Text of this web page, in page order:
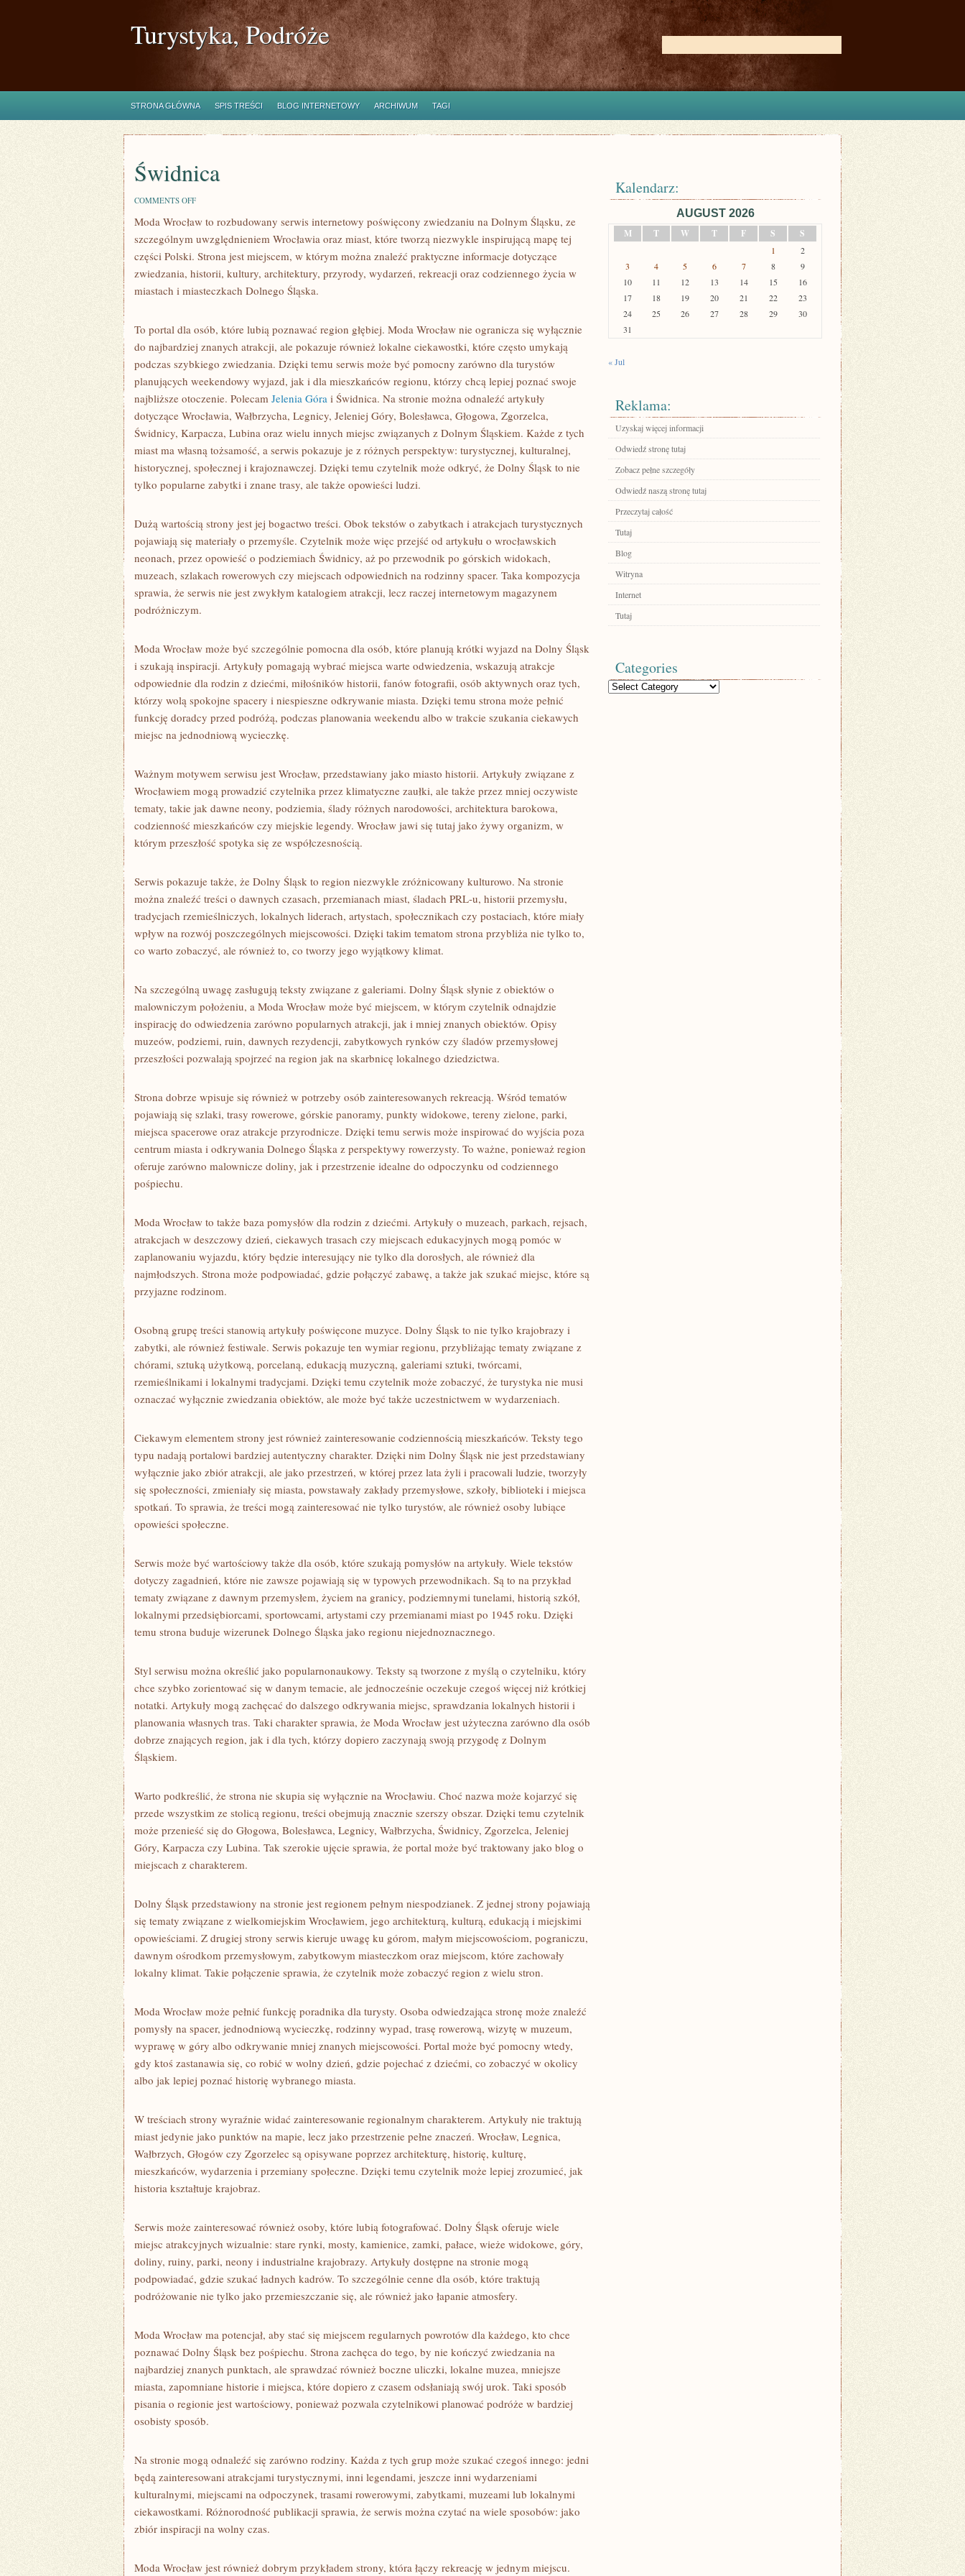
Turystyka, Podróże
STRONA GŁÓWNA SPIS TREŚCI BLOG INTERNETOWY ARCHIWUM TAGI
Świdnica
COMMENTS OFFON
Moda Wrocław to rozbudowany serwis internetowy poświęcony zwiedzaniu na Dolnym Śląsku, ze
szczególnym uwzględnieniem Wrocławia oraz miast, które tworzą niezwykle inspirującą mapę tej
części Polski. Strona jest miejscem, w którym można znaleźć praktyczne informacje dotyczące
zwiedzania, historii, kultury, architektury, przyrody, wydarzeń, rekreacji oraz codziennego życia w
miastach i miasteczkach Dolnego Śląska.
To portal dla osób, które lubią poznawać region głębiej. Moda Wrocław nie ogranicza się wyłącznie
do najbardziej znanych atrakcji, ale pokazuje również lokalne ciekawostki, które często umykają
podczas szybkiego zwiedzania. Dzięki temu serwis może być pomocny zarówno dla turystów
planujących weekendowy wyjazd, jak i dla mieszkańców regionu, którzy chcą lepiej poznać swoje
najbliższe otoczenie. Polecam Jelenia Góra i Świdnica. Na stronie można odnaleźć artykuły
dotyczące Wrocławia, Wałbrzycha, Legnicy, Jeleniej Góry, Bolesławca, Głogowa, Zgorzelca,
Świdnicy, Karpacza, Lubina oraz wielu innych miejsc związanych z Dolnym Śląskiem. Każde z tych
miast ma własną tożsamość, a serwis pokazuje je z różnych perspektyw: turystycznej, kulturalnej,
historycznej, społecznej i krajoznawczej. Dzięki temu czytelnik może odkryć, że Dolny Śląsk to nie
tylko popularne zabytki i znane trasy, ale także opowieści ludzi.
Dużą wartością strony jest jej bogactwo treści. Obok tekstów o zabytkach i atrakcjach turystycznych
pojawiają się materiały o przemyśle. Czytelnik może więc przejść od artykułu o wrocławskich
neonach, przez opowieść o podziemiach Świdnicy, aż po przewodnik po górskich widokach,
muzeach, szlakach rowerowych czy miejscach odpowiednich na rodzinny spacer. Taka kompozycja
sprawia, że serwis nie jest zwykłym katalogiem atrakcji, lecz raczej internetowym magazynem
podróżniczym.
Moda Wrocław może być szczególnie pomocna dla osób, które planują krótki wyjazd na Dolny Śląsk
i szukają inspiracji. Artykuły pomagają wybrać miejsca warte odwiedzenia, wskazują atrakcje
odpowiednie dla rodzin z dziećmi, miłośników historii, fanów fotografii, osób aktywnych oraz tych,
którzy wolą spokojne spacery i niespieszne odkrywanie miasta. Dzięki temu strona może pełnić
funkcję doradcy przed podróżą, podczas planowania weekendu albo w trakcie szukania ciekawych
miejsc na jednodniową wycieczkę.
Ważnym motywem serwisu jest Wrocław, przedstawiany jako miasto historii. Artykuły związane z
Wrocławiem mogą prowadzić czytelnika przez klimatyczne zaułki, ale także przez mniej oczywiste
tematy, takie jak dawne neony, podziemia, ślady różnych narodowości, architektura barokowa,
codzienność mieszkańców czy miejskie legendy. Wrocław jawi się tutaj jako żywy organizm, w
którym przeszłość spotyka się ze współczesnością.
Serwis pokazuje także, że Dolny Śląsk to region niezwykle zróżnicowany kulturowo. Na stronie
można znaleźć treści o dawnych czasach, przemianach miast, śladach PRL-u, historii przemysłu,
tradycjach rzemieślniczych, lokalnych liderach, artystach, społecznikach czy postaciach, które miały
wpływ na rozwój poszczególnych miejscowości. Dzięki takim tematom strona przybliża nie tylko to,
co warto zobaczyć, ale również to, co tworzy jego wyjątkowy klimat.
Na szczególną uwagę zasługują teksty związane z galeriami. Dolny Śląsk słynie z obiektów o
malowniczym położeniu, a Moda Wrocław może być miejscem, w którym czytelnik odnajdzie
inspirację do odwiedzenia zarówno popularnych atrakcji, jak i mniej znanych obiektów. Opisy
muzeów, podziemi, ruin, dawnych rezydencji, zabytkowych rynków czy śladów przemysłowej
przeszłości pozwalają spojrzeć na region jak na skarbnicę lokalnego dziedzictwa.
Strona dobrze wpisuje się również w potrzeby osób zainteresowanych rekreacją. Wśród tematów
pojawiają się szlaki, trasy rowerowe, górskie panoramy, punkty widokowe, tereny zielone, parki,
miejsca spacerowe oraz atrakcje przyrodnicze. Dzięki temu serwis może inspirować do wyjścia poza
centrum miasta i odkrywania Dolnego Śląska z perspektywy rowerzysty. To ważne, ponieważ region
oferuje zarówno malownicze doliny, jak i przestrzenie idealne do odpoczynku od codziennego
pośpiechu.
Moda Wrocław to także baza pomysłów dla rodzin z dziećmi. Artykuły o muzeach, parkach, rejsach,
atrakcjach w deszczowy dzień, ciekawych trasach czy miejscach edukacyjnych mogą pomóc w
zaplanowaniu wyjazdu, który będzie interesujący nie tylko dla dorosłych, ale również dla
najmłodszych. Strona może podpowiadać, gdzie połączyć zabawę, a także jak szukać miejsc, które są
przyjazne rodzinom.
Osobną grupę treści stanowią artykuły poświęcone muzyce. Dolny Śląsk to nie tylko krajobrazy i
zabytki, ale również festiwale. Serwis pokazuje ten wymiar regionu, przybliżając tematy związane z
chórami, sztuką użytkową, porcelaną, edukacją muzyczną, galeriami sztuki, twórcami,
rzemieślnikami i lokalnymi tradycjami. Dzięki temu czytelnik może zobaczyć, że turystyka nie musi
oznaczać wyłącznie zwiedzania obiektów, ale może być także uczestnictwem w wydarzeniach.
Ciekawym elementem strony jest również zainteresowanie codziennością mieszkańców. Teksty tego
typu nadają portalowi bardziej autentyczny charakter. Dzięki nim Dolny Śląsk nie jest przedstawiany
wyłącznie jako zbiór atrakcji, ale jako przestrzeń, w której przez lata żyli i pracowali ludzie, tworzyły
się społeczności, zmieniały się miasta, powstawały zakłady przemysłowe, szkoły, biblioteki i miejsca
spotkań. To sprawia, że treści mogą zainteresować nie tylko turystów, ale również osoby lubiące
opowieści społeczne.
Serwis może być wartościowy także dla osób, które szukają pomysłów na artykuły. Wiele tekstów
dotyczy zagadnień, które nie zawsze pojawiają się w typowych przewodnikach. Są to na przykład
tematy związane z dawnym przemysłem, życiem na granicy, podziemnymi tunelami, historią szkół,
lokalnymi przedsiębiorcami, sportowcami, artystami czy przemianami miast po 1945 roku. Dzięki
temu strona buduje wizerunek Dolnego Śląska jako regionu niejednoznacznego.
Styl serwisu można określić jako popularnonaukowy. Teksty są tworzone z myślą o czytelniku, który
chce szybko zorientować się w danym temacie, ale jednocześnie oczekuje czegoś więcej niż krótkiej
notatki. Artykuły mogą zachęcać do dalszego odkrywania miejsc, sprawdzania lokalnych historii i
planowania własnych tras. Taki charakter sprawia, że Moda Wrocław jest użyteczna zarówno dla osób
dobrze znających region, jak i dla tych, którzy dopiero zaczynają swoją przygodę z Dolnym
Śląskiem.
Warto podkreślić, że strona nie skupia się wyłącznie na Wrocławiu. Choć nazwa może kojarzyć się
przede wszystkim ze stolicą regionu, treści obejmują znacznie szerszy obszar. Dzięki temu czytelnik
może przenieść się do Głogowa, Bolesławca, Legnicy, Wałbrzycha, Świdnicy, Zgorzelca, Jeleniej
Góry, Karpacza czy Lubina. Tak szerokie ujęcie sprawia, że portal może być traktowany jako blog o
miejscach z charakterem.
Dolny Śląsk przedstawiony na stronie jest regionem pełnym niespodzianek. Z jednej strony pojawiają
się tematy związane z wielkomiejskim Wrocławiem, jego architekturą, kulturą, edukacją i miejskimi
opowieściami. Z drugiej strony serwis kieruje uwagę ku górom, małym miejscowościom, pograniczu,
dawnym ośrodkom przemysłowym, zabytkowym miasteczkom oraz miejscom, które zachowały
lokalny klimat. Takie połączenie sprawia, że czytelnik może zobaczyć region z wielu stron.
Moda Wrocław może pełnić funkcję poradnika dla turysty. Osoba odwiedzająca stronę może znaleźć
pomysły na spacer, jednodniową wycieczkę, rodzinny wypad, trasę rowerową, wizytę w muzeum,
wyprawę w góry albo odkrywanie mniej znanych miejscowości. Portal może być pomocny wtedy,
gdy ktoś zastanawia się, co robić w wolny dzień, gdzie pojechać z dziećmi, co zobaczyć w okolicy
albo jak lepiej poznać historię wybranego miasta.
W treściach strony wyraźnie widać zainteresowanie regionalnym charakterem. Artykuły nie traktują
miast jedynie jako punktów na mapie, lecz jako przestrzenie pełne znaczeń. Wrocław, Legnica,
Wałbrzych, Głogów czy Zgorzelec są opisywane poprzez architekturę, historię, kulturę,
mieszkańców, wydarzenia i przemiany społeczne. Dzięki temu czytelnik może lepiej zrozumieć, jak
historia kształtuje krajobraz.
Serwis może zainteresować również osoby, które lubią fotografować. Dolny Śląsk oferuje wiele
miejsc atrakcyjnych wizualnie: stare rynki, mosty, kamienice, zamki, pałace, wieże widokowe, góry,
doliny, ruiny, parki, neony i industrialne krajobrazy. Artykuły dostępne na stronie mogą
podpowiadać, gdzie szukać ładnych kadrów. To szczególnie cenne dla osób, które traktują
podróżowanie nie tylko jako przemieszczanie się, ale również jako łapanie atmosfery.
Moda Wrocław ma potencjał, aby stać się miejscem regularnych powrotów dla każdego, kto chce
poznawać Dolny Śląsk bez pośpiechu. Strona zachęca do tego, by nie kończyć zwiedzania na
najbardziej znanych punktach, ale sprawdzać również boczne uliczki, lokalne muzea, mniejsze
miasta, zapomniane historie i miejsca, które dopiero z czasem odsłaniają swój urok. Taki sposób
pisania o regionie jest wartościowy, ponieważ pozwala czytelnikowi planować podróże w bardziej
osobisty sposób.
Na stronie mogą odnaleźć się zarówno rodziny. Każda z tych grup może szukać czegoś innego: jedni
będą zainteresowani atrakcjami turystycznymi, inni legendami, jeszcze inni wydarzeniami
kulturalnymi, miejscami na odpoczynek, trasami rowerowymi, zabytkami, muzeami lub lokalnymi
ciekawostkami. Różnorodność publikacji sprawia, że serwis można czytać na wiele sposobów: jako
zbiór inspiracji na wolny czas.
Moda Wrocław jest również dobrym przykładem strony, która łączy rekreację w jednym miejscu.
Kalendarz:
AUGUST 2026
M
T W T F S S
1
2
3
4 5 6 7 8
9
10
11 12 13 14 15
16
17
18 19 20 21 22
23
24
25 26 27 28 29
30
31
« Jul
Reklama:
Uzyskaj więcej informacji
Odwiedź stronę tutaj
Zobacz pełne szczegóły
Odwiedź naszą stronę tutaj
Przeczytaj całość
Tutaj
Blog
Witryna
Internet
Tutaj
Categories
Categories